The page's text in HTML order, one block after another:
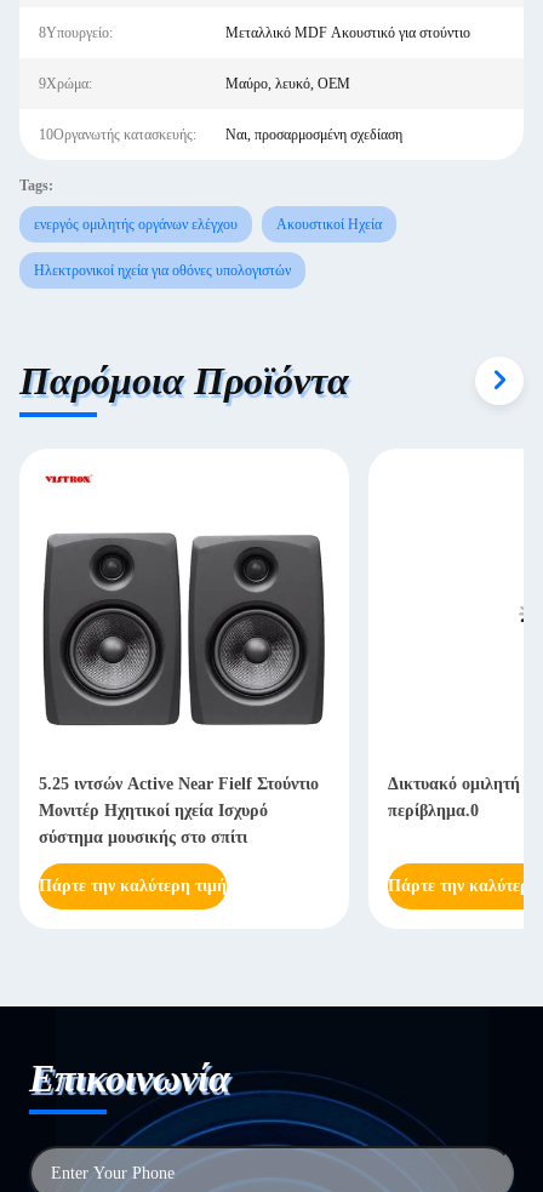
8Υπουργείο: Μεταλλικό MDF Ακουστικό για στούντιο
9Χρώμα: Μαύρο, λευκό, OEM
10Οργανωτής κατασκευής: Ναι, προσαρμοσμένη σχεδίαση
Tags:
ενεργός ομιλητής οργάνων ελέγχου Ακουστικοί Ηχεία
Ηλεκτρονικοί ηχεία για οθόνες υπολογιστών
Παρόμοια Προϊόντα
5.25 ιντσών Active Near Fielf Στούντιο
Μονιτέρ Ηχητικοί ηχεία Ισχυρό
σύστημα μουσικής στο σπίτι
Πάρτε την καλύτερη τιμή
Δικτυακό ομιλητή
περίβλημα.0
Πάρτε την καλύτερη
Επικοινωνία